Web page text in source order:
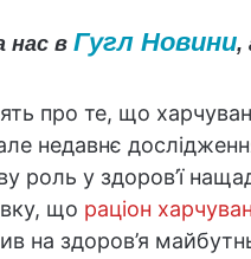
нас в Гугл Новини,
про те, що
але недавнє
роль у здоров’ї
що раціон
на здоров’я